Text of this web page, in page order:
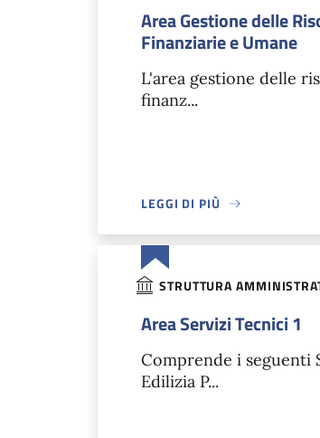
Area Gestione delle
Finanziarie e Umane
L'area gestione delle
finanz...
LEGGI DI PIÙ
STRUTTURA
Area Servizi Tecnici 1
Comprende i seguenti
Edilizia P...